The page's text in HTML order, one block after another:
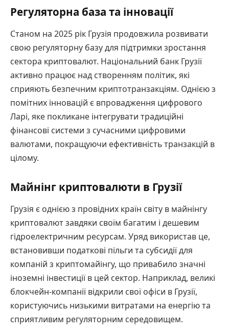
Регуляторна база та інновації
Станом на 2025 рік Грузія продовжила розвивати
свою регуляторну базу для підтримки зростання
сектора криптовалют. Національний банк Грузії
активно працює над створенням політик, які
сприяють безпечним криптотранзакціям. Однією з
помітних інновацій є впровадження цифрового
Ларі, яке покликане інтегрувати традиційні
фінансові системи з сучасними цифровими
валютами, покращуючи ефективність транзакцій в
цілому.
Майнінг криптовалюти в Грузії
Грузія є однією з провідних країн світу в майнінгу
криптовалют завдяки своїм багатим і дешевим
гідроелектричним ресурсам. Уряд використав це,
встановивши податкові пільги та субсидії для
компаній з криптомайінгу, що привабило значні
іноземні інвестиції в цей сектор. Наприклад, великі
блокчейн-компанії відкрили свої офіси в Грузії,
користуючись низькими витратами на енергію та
сприятливим регуляторним середовищем.